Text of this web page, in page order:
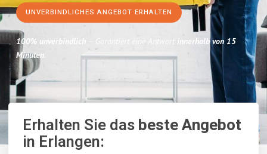
UNVERBINDLICHES ANGEBOT ERHALTEN
100% unverbindlich – Garantiert eine Antwort innerhalb von 15
Minuten.
Erhalten Sie dasbeste Angebot
in Erlangen: